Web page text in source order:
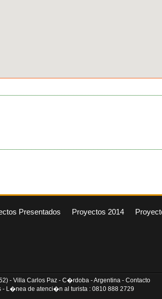
Presentados Proyectos 2014
- Villa Carlos Paz - C�rdoba - Argentina - Contacto
L�nea de atenci�n al turista : 0810 888 2729